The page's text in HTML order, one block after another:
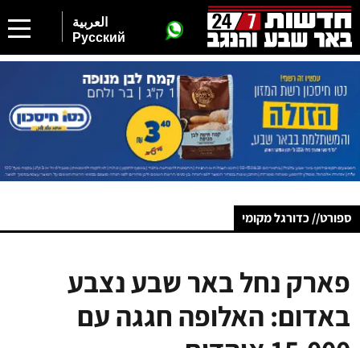
العربية
Русский
ספורט// כדורגל מקומי
פארק נחל באר שבע נצבע
באדום: האלופה חגגה עם